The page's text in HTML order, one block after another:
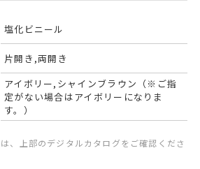
塩化ビニール
片開き,両開き
アイボリー,シャインブラウン（※ご指
定がない場合はアイボリーになりま
す。）
、上部のデジタルカタログをご確認くださ